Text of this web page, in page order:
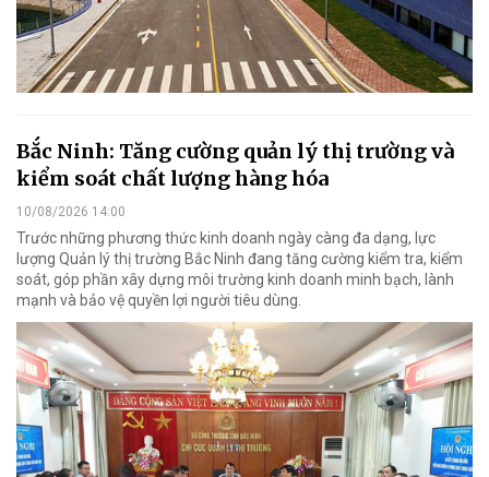
Bắc Ninh: Tăng cường quản lý thị trường và
kiểm soát chất lượng hàng hóa
10/08/2026 14:00
Trước những phương thức kinh doanh ngày càng đa dạng, lực
lượng Quản lý thị trường Bắc Ninh đang tăng cường kiểm tra, kiểm
soát, góp phần xây dựng môi trường kinh doanh minh bạch, lành
mạnh và bảo vệ quyền lợi người tiêu dùng.